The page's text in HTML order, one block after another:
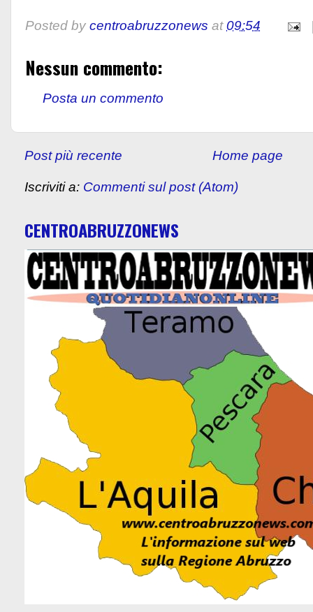
Posted by centroabruzzonews at09:54
Nessun commento:
Posta un commento
Post più recente Home page
Iscriviti a: Commenti sul post (Atom)
CENTROABRUZZONEWS